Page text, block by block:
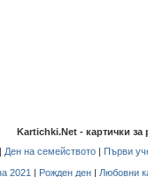
Kartichki.Net - картички
Ден на семейството| Първи
2021 | Рожден ден| Любовни